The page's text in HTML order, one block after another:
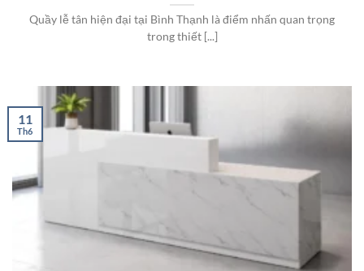
Quầy lễ tân hiện đại tại Bình Thạnh là điểm nhấn quan trọng
trong thiết [...]
11
Th6